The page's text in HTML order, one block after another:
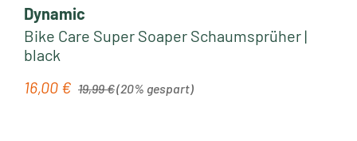
Dynamic
Bike Care Super Soaper Schaumsprüher |
black
Verkaufspreis:
16,00 € Regulärer Preis:
19,99 €(20% gespart)